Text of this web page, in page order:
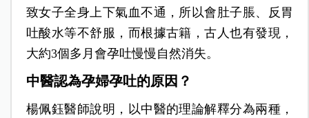
致女子全身上下氣血不通，所以會肚子脹、反胃
吐酸水等不舒服，而根據古籍，古人也有發現，
大約3個多月會孕吐慢慢自然消失。
中醫認為孕婦孕吐的原因？
楊佩鈺醫師說明，以中醫的理論解釋分為兩種，